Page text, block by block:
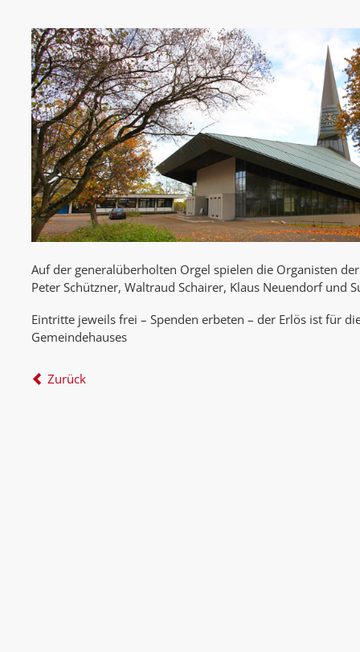
Auf der generalüberholten Orgel spielen die Organisten
Peter Schützner, Waltraud Schairer, Klaus Neuendorf und
Eintritte jeweils frei – Spenden erbeten – der Erlös ist für
Gemeindehauses
Zurück